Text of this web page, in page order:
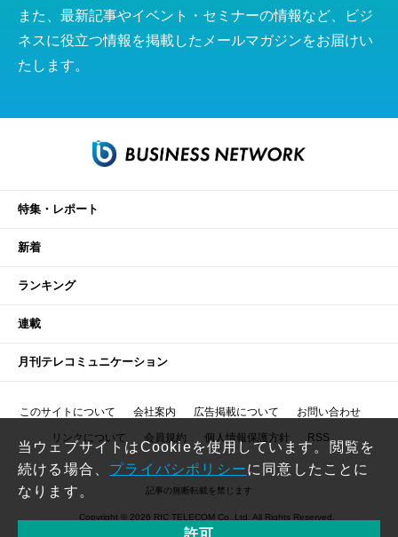
また、最新記事やイベント・セミナーの情報など、ビジ
ネスに役立つ情報を掲載したメールマガジンをお届けい
たします。
特集・レポート
新着
ランキング
連載
月刊テレコミュニケーション
このサイトについて 会社案内 広告掲載について お問い合わせ
リンクについて 会員規約 個人情報保護方針 RSS
記事の無断転載を禁じます
Copyright © 2026 RIC TELECOM Co.,Ltd. All Rights Reserved.
当ウェブサイトはCookieを使用しています。閲覧を
続ける場合、 プライバシポリシーに同意したことに
なります。
許可